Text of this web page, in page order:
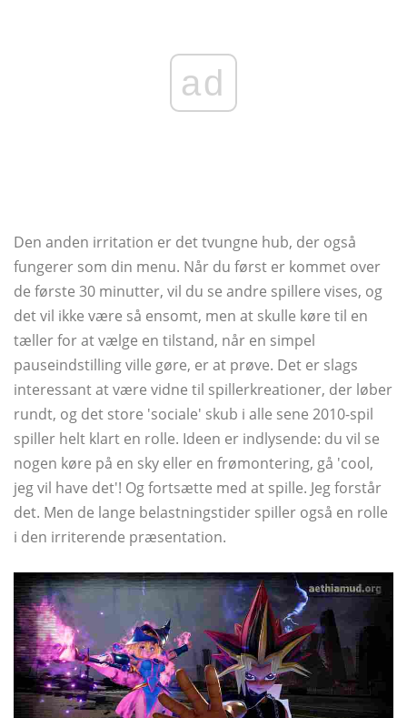
ad
Den anden irritation er det tvungne hub, der også
fungerer som din menu. Når du først er kommet over
de første 30 minutter, vil du se andre spillere vises, og
det vil ikke være så ensomt, men at skulle køre til en
tæller for at vælge en tilstand, når en simpel
pauseindstilling ville gøre, er at prøve. Det er slags
interessant at være vidne til spillerkreationer, der løber
rundt, og det store 'sociale' skub i alle sene 2010-spil
spiller helt klart en rolle. Ideen er indlysende: du vil se
nogen køre på en sky eller en frømontering, gå 'cool,
jeg vil have det'! Og fortsætte med at spille. Jeg forstår
det. Men de lange belastningstider spiller også en rolle
i den irriterende præsentation.